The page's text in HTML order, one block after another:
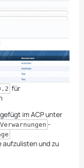
für
im ACP unter
Verwarnungen -
aufzulisten und zu